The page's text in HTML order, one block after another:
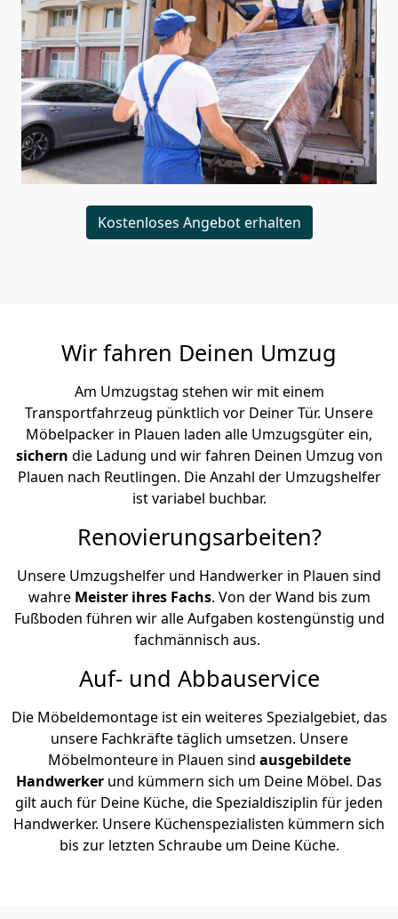
Kostenloses Angebot erhalten
Wir fahren Deinen Umzug
Am Umzugstag stehen wir mit einem
Transportfahrzeug pünktlich vor Deiner Tür. Unsere
Möbelpacker in Plauen laden alle Umzugsgüter ein,
sichern die Ladung und wir fahren Deinen Umzug von
Plauen nach Reutlingen. Die Anzahl der Umzugshelfer
ist variabel buchbar.
Renovierungsarbeiten?
Unsere Umzugshelfer und Handwerker in Plauen sind
wahre Meister ihres Fachs. Von der Wand bis zum
Fußboden führen wir alle Aufgaben kostengünstig und
fachmännisch aus.
Auf- und Abbauservice
Die Möbeldemontage ist ein weiteres Spezialgebiet, das
unsere Fachkräfte täglich umsetzen. Unsere
Möbelmonteure in Plauen sind ausgebildete
Handwerker und kümmern sich um Deine Möbel. Das
gilt auch für Deine Küche, die Spezialdisziplin für jeden
Handwerker. Unsere Küchenspezialisten kümmern sich
bis zur letzten Schraube um Deine Küche.